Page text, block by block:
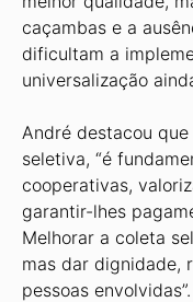
caçambas e a
dificultam a
universalização
André destacou
seletiva, “é
cooperativas,
garantir-lhes
Melhorar a coleta
mas dar dignidade,
pessoas en­volvidas”.